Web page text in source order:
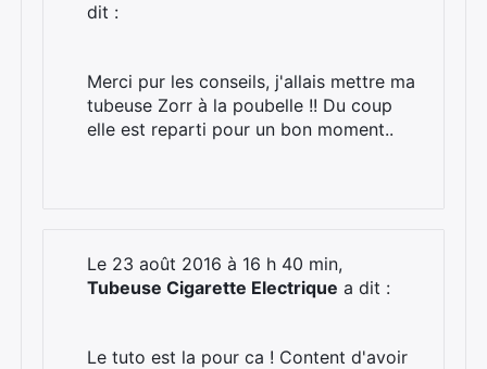
dit :
Merci pur les conseils, j'allais mettre ma
tubeuse Zorr à la poubelle !! Du coup
elle est reparti pour un bon moment..
Le 23 août 2016 à 16 h 40 min,
Tubeuse Cigarette Electrique a dit :
Le tuto est la pour ca ! Content d'avoir